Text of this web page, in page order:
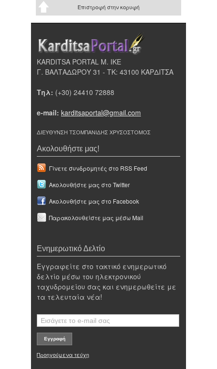
Επιστροφή στην κορυφή
KARDITSA PORTAL Μ. ΙΚΕ
Γ. ΒΑΛΤΑΔΩΡΟΥ 31 - ΤΚ: 43100 ΚΑΡΔΙΤΣΑ
Τηλ: (+30) 24410 72888
e-mail: karditsaportal@gmail.com
ΔΙΕΥΘΥΝΣΗ ΤΣΟΜΠΑΝΙΔΗΣ ΧΡΥΣΟΣΤΟΜΟΣ
Ακολουθήστε μας!
Γίνετε συνδρομητές στο RSS Feed
Ακολουθήστε μας στο Twitter
Ακολουθήστε μας στο Facebook
Παρακολουθείστε μας μέσω Mail
Ενημερωτικό Δελτίο
Εγγραφείτε στο τακτικό ενημερωτικό
δελτίο μέσω του ηλεκτρονικού
ταχυδρομείου σας και ενημερωθείτε με
τα τελευταία νέα!
Προηγούμενα τεύχη